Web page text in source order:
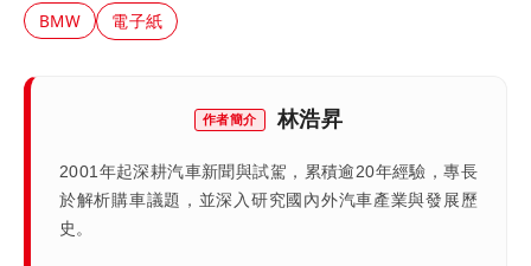
BMW 電子紙
作者簡介 林浩昇
2001年起深耕汽車新聞與試駕，累積逾20年經驗，專長
於解析購車議題，並深入研究國內外汽車產業與發展歷
史。